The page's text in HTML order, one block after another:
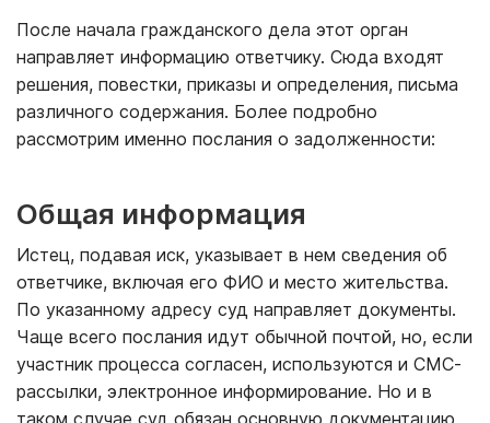
После начала гражданского дела этот орган
направляет информацию ответчику. Сюда входят
решения, повестки, приказы и определения, письма
различного содержания. Более подробно
рассмотрим именно послания о задолженности:
Общая информация
Истец, подавая иск, указывает в нем сведения об
ответчике, включая его ФИО и место жительства.
По указанному адресу суд направляет документы.
Чаще всего послания идут обычной почтой, но, если
участник процесса согласен, используются и СМС-
рассылки, электронное информирование. Но и в
таком случае суд обязан основную документацию